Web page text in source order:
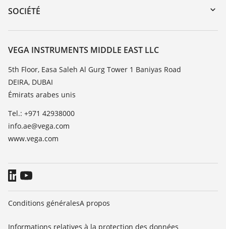
DTM Collection/PACTware
Formations
TeamViewer
SOCIÉTÉ
À propos de VEGA
Contact
News
Presse
Blog
VEGA INSTRUMENTS MIDDLE EAST LLC
5th Floor, Easa Saleh Al Gurg Tower 1 Baniyas Road
DEIRA, DUBAI
Émirats arabes unis
Tel.: +971 42938000
info.ae@vega.com
www.vega.com
Conditions généralesA propos
Informations relatives à la protection des données